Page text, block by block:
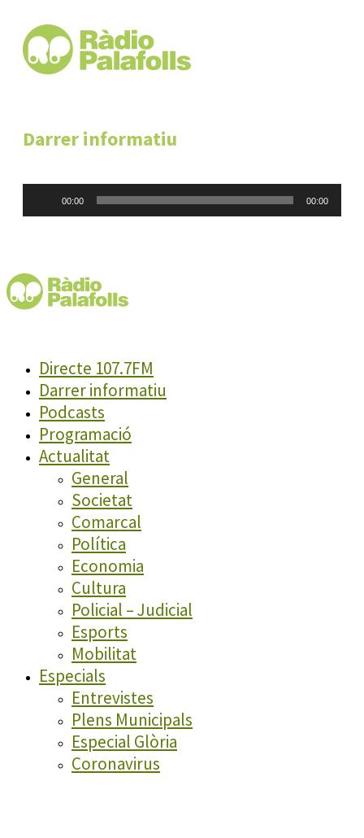
Darrer informatiu
00:00 00:00
Directe 107.7FM
Darrer informatiu
Podcasts
Programació
Actualitat
General
Societat
Comarcal
Política
Economia
Cultura
Policial – Judicial
Esports
Mobilitat
Especials
Entrevistes
Plens Municipals
Especial Glòria
Coronavirus